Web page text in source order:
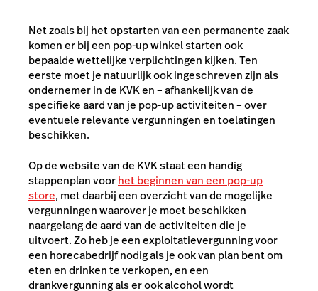
Net zoals bij het opstarten van een permanente zaak
komen er bij een pop-up winkel starten ook
bepaalde wettelijke verplichtingen kijken. Ten
eerste moet je natuurlijk ook ingeschreven zijn als
ondernemer in de KVK en – afhankelijk van de
specifieke aard van je pop-up activiteiten – over
eventuele relevante vergunningen en toelatingen
beschikken.
Op de website van de KVK staat een handig
stappenplan voorhet beginnen van een pop-up
store, met daarbij een overzicht van de mogelijke
vergunningen waarover je moet beschikken
naargelang de aard van de activiteiten die je
uitvoert. Zo heb je een exploitatievergunning voor
een horecabedrijf nodig als je ook van plan bent om
eten en drinken te verkopen, en een
drankvergunning als er ook alcohol wordt